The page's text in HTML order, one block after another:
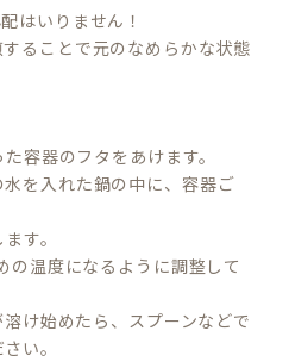
はいりません！
ることで元のなめらかな状態
容器のフタをあけます。
を入れた鍋の中に、容器ご
す。
温度になるように調整して
け始めたら、スプーンなどで
い。